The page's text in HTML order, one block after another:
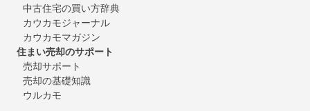
中古住宅の買い方辞典
カウカモジャーナル
カウカモマガジン
住まい売却のサポート
売却サポート
売却の基礎知識
ウルカモ